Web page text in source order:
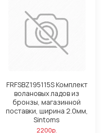
FRFSBZ195115S Комплект
волановых ладов из
бронзы, магазинной
поставки, ширина 2.0мм,
Sintoms
2200р.